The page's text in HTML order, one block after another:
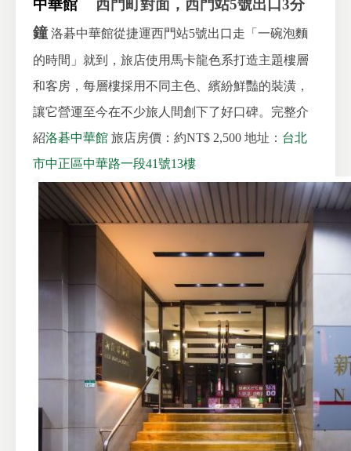
中華館
西門町對面，西門站5號出口3分
鐘 洛碁中華館從捷運西門站5號出口走「一碗泡麵
的時間」就到，旅店使用馬卡龍色系打造主題樓層
和客房，每層樓採用不同主色、繽紛鮮豔的裝潢，
讓它營運至今在不少旅人間創下了好口碑。完整介
紹洛碁中華館 旅店房價：約NT$ 2,500 地址： 台北
市中正區中華路一段41號13樓